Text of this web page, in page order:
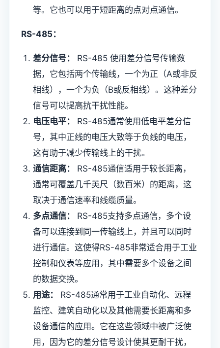
等。它也可以用于短距离的点对点通信。
RS-485：
差分信号：
RS-485 使用差分信号传输数
据，它包括两个传输线，一个为正（A或非反
相线），一个为负（B或反相线）。这种差分
信号可以提高抗干扰性能。
电压电平：
RS-485通常使用低电平差分信
号，其中正线的电压大致等于负线的电压，
这有助于减少传输线上的干扰。
通信距离：
RS-485通信适用于较长距离，
通常可覆盖几千英尺（数百米）的距离，这
取决于通信速率和线缆质量。
多点通信：
RS-485支持多点通信，多个设
备可以连接到同一传输线上，并且可以同时
进行通信。这使得RS-485非常适合用于工业
控制和仪表等应用，其中需要多个设备之间
的数据交换。
用途：
RS-485通常用于工业自动化、远程
监控、建筑自动化以及其他需要长距离和多
设备通信的应用。它在这些领域中被广泛使
用，因为它的差分信号设计使其更耐干扰，